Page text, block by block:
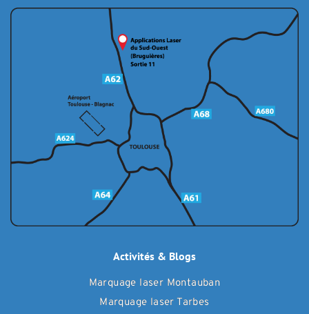
Activités & Blogs
Marquage laser Montauban
Marquage laser Tarbes